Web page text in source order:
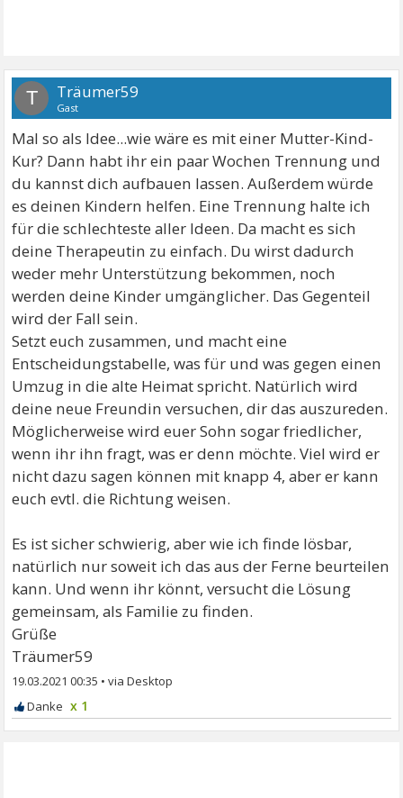
T Träumer59
Gast
Mal so als Idee...wie wäre es mit einer Mutter-Kind-
Kur? Dann habt ihr ein paar Wochen Trennung und
du kannst dich aufbauen lassen. Außerdem würde
es deinen Kindern helfen. Eine Trennung halte ich
für die schlechteste aller Ideen. Da macht es sich
deine Therapeutin zu einfach. Du wirst dadurch
weder mehr Unterstützung bekommen, noch
werden deine Kinder umgänglicher. Das Gegenteil
wird der Fall sein.
Setzt euch zusammen, und macht eine
Entscheidungstabelle, was für und was gegen einen
Umzug in die alte Heimat spricht. Natürlich wird
deine neue Freundin versuchen, dir das auszureden.
Möglicherweise wird euer Sohn sogar friedlicher,
wenn ihr ihn fragt, was er denn möchte. Viel wird er
nicht dazu sagen können mit knapp 4, aber er kann
euch evtl. die Richtung weisen.
Es ist sicher schwierig, aber wie ich finde lösbar,
natürlich nur soweit ich das aus der Ferne beurteilen
kann. Und wenn ihr könnt, versucht die Lösung
gemeinsam, als Familie zu finden.
Grüße
Träumer59
19.03.2021 00:35 •
x 1